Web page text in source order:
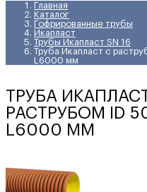
Главная
Каталог
Гофрированные трубы
Икапласт
Трубы Икапласт SN 16
Труба Икапласт с
L6000 мм
ТРУБА
РАСТРУБОМ ID
L6000 ММ